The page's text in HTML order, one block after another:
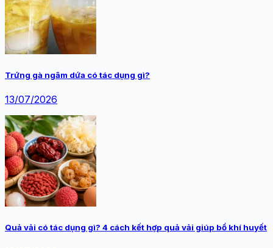
Trứng gà ngâm dứa có tác dụng gì?
13/07/2026
Quả vải có tác dụng gì? 4 cách kết hợp quả vải giúp bổ khí huyết